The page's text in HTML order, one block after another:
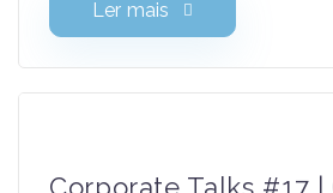
Ler mais